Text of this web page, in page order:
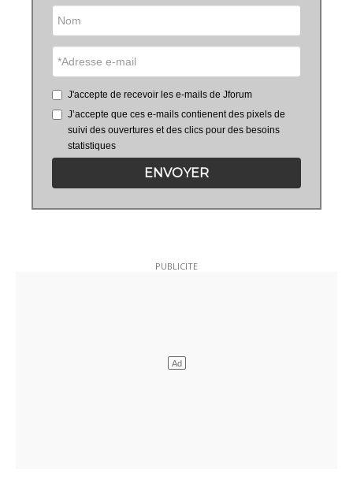
J'accepte de recevoir les e-mails de Jforum
J’accepte que ces e-mails contienent des pixels de
suivi des ouvertures et des clics pour des besoins
statistiques
ENVOYER